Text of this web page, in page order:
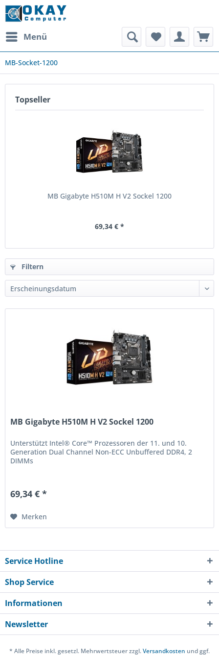
Menü
MB-Socket-1200
Topseller
MB Gigabyte H510M H V2 Sockel 1200
69,34 € *
Filtern
MB Gigabyte H510M H V2 Sockel 1200
Unterstützt Intel® Core™ Prozessoren der 11. und 10.
Generation Dual Channel Non-ECC Unbuffered DDR4, 2
DIMMs
69,34 € *
Merken
Service Hotline
Shop Service
Informationen
Newsletter
* Alle Preise inkl. gesetzl. Mehrwertsteuer zzgl.Versandkosten und ggf.